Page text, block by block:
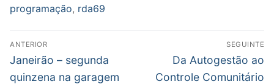
programação, rda69
Post
navigation
ANTERIOR
Previous
post:
Janeirão – segunda
quinzena na garagem
SEGUINTE
Next
post:
Da Autogestão ao
Controle Comunitário